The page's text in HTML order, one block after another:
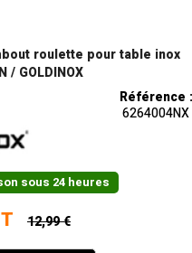
roulette pour table inox
/ GOLDINOX
Référence :
6264004NX
sous 24 heures
12,99 €